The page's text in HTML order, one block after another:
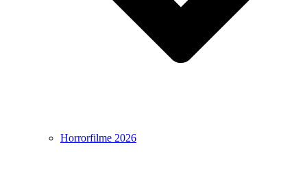
Horrorfilme 2026